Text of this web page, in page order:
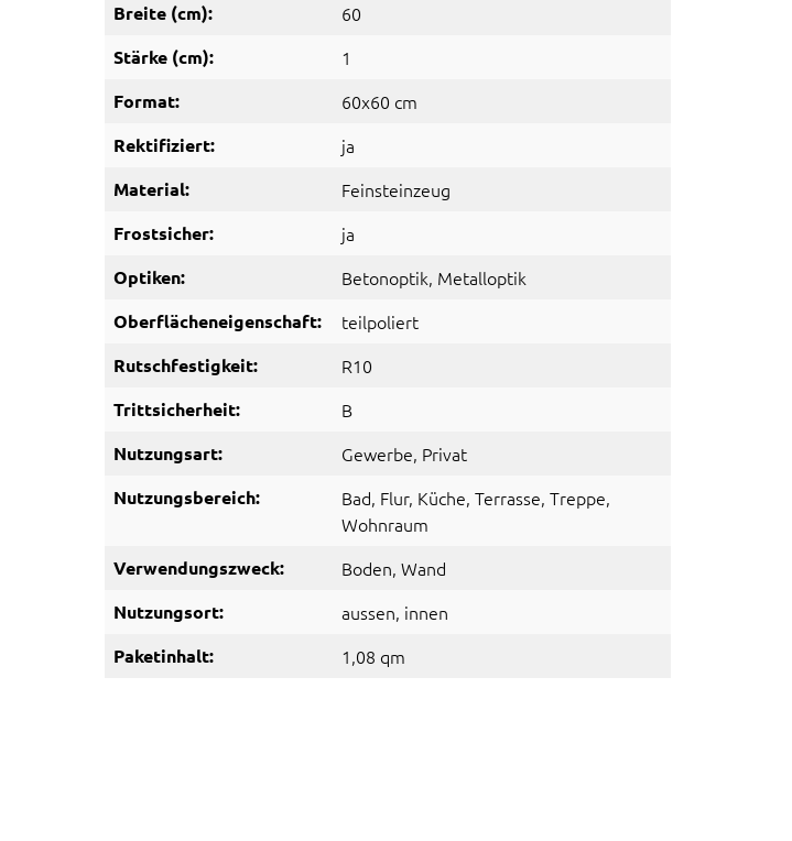
Breite (cm): 60
Stärke (cm): 1
Format: 60x60 cm
Rektifiziert: ja
Material: Feinsteinzeug
Frostsicher: ja
Optiken: Betonoptik, Metalloptik
Oberflächeneigenschaft: teilpoliert
Rutschfestigkeit: R10
Trittsicherheit: B
Nutzungsart: Gewerbe, Privat
Nutzungsbereich: Bad, Flur, Küche, Terrasse, Treppe,
Wohnraum
Verwendungszweck: Boden, Wand
Nutzungsort: aussen, innen
Paketinhalt: 1,08 qm